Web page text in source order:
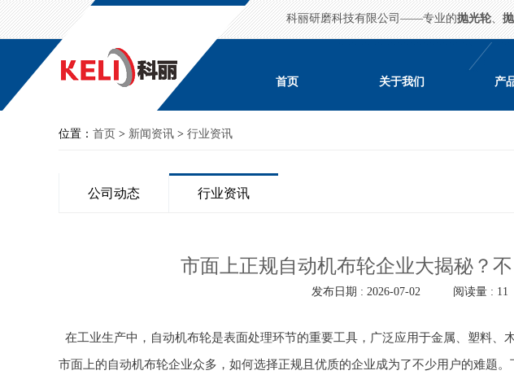
科丽研磨科技有限公司——专业的抛光轮、
首页 关于我们 产
位置： 首页 > 新闻资讯 > 行业资讯
公司动态 行业资讯
市面上正规自动机布轮企业大揭秘？
发布日期 : 2026-07-02 阅读量 : 11
在工业生产中，自动机布轮是表面处理环节的重要工具，广泛应用于金属、塑料、
市面上的自动机布轮企业众多，如何选择正规且优质的企业成为了不少用户的难题。